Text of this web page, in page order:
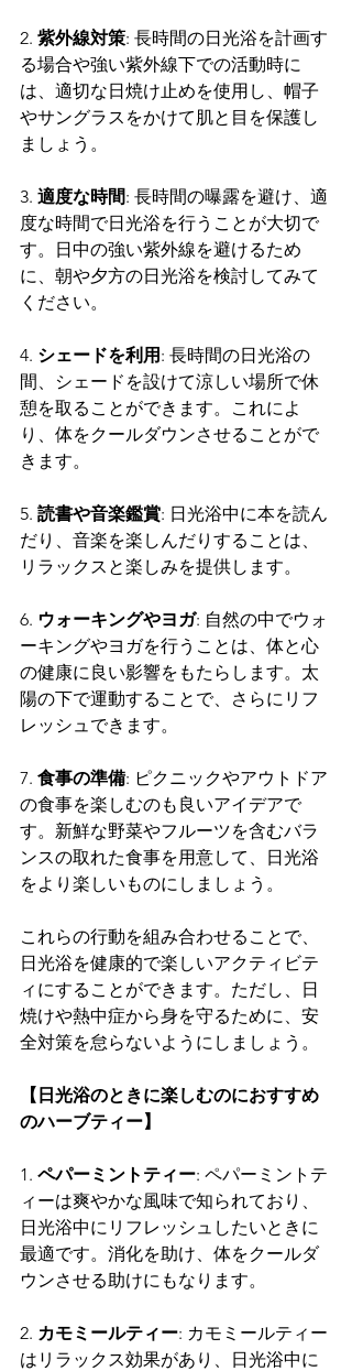
2. 紫外線対策: 長時間の日光浴を計画す
る場合や強い紫外線下での活動時に
は、適切な日焼け止めを使用し、帽子
やサングラスをかけて肌と目を保護し
ましょう。
3. 適度な時間: 長時間の曝露を避け、適
度な時間で日光浴を行うことが大切で
す。日中の強い紫外線を避けるため
に、朝や夕方の日光浴を検討してみて
ください。
4. シェードを利用 : 長時間の日光浴の
間、シェードを設けて涼しい場所で休
憩を取ることができます。これによ
り、体をクールダウンさせることがで
きます。
5. 読書や音楽鑑賞: 日光浴中に本を読ん
だり、音楽を楽しんだりすることは、
リラックスと楽しみを提供します。
6. ウォーキングやヨガ: 自然の中でウォ
ーキングやヨガを行うことは、体と心
の健康に良い影響をもたらします。太
陽の下で運動することで、さらにリフ
レッシュできます。
7. 食事の準備: ピクニックやアウトドア
の食事を楽しむのも良いアイデアで
す。新鮮な野菜やフルーツを含むバラ
ンスの取れた食事を用意して、日光浴
をより楽しいものにしましょう。
これらの行動を組み合わせることで、
日光浴を健康的で楽しいアクティビテ
ィにすることができます。ただし、日
焼けや熱中症から身を守るために、安
全対策を怠らないようにしましょう。
【日光浴のときに楽しむのにおすすめ
のハーブティー】
1. ペパーミントティー: ペパーミントテ
ィーは爽やかな風味で知られており、
日光浴中にリフレッシュしたいときに
最適です。消化を助け、体をクールダ
ウンさせる助けにもなります。
2. カモミールティー: カモミールティー
はリラックス効果があり、日光浴中に